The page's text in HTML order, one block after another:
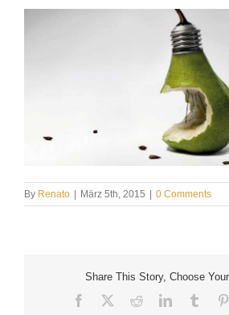
By Renato März 5th, 2015 0 Comments
Share This Story, Choose
Facebook RedditLinkedIn